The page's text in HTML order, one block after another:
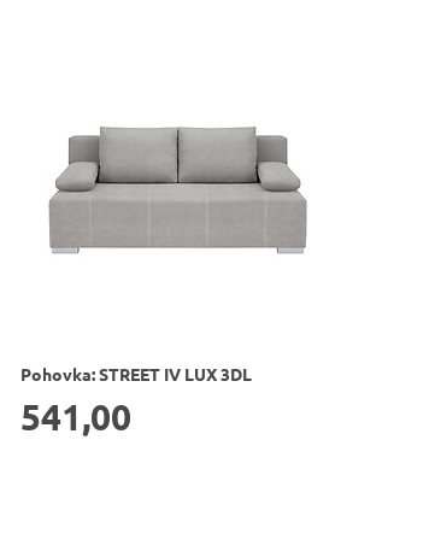
Pohovka: STREET IV LUX 3DL
541,00